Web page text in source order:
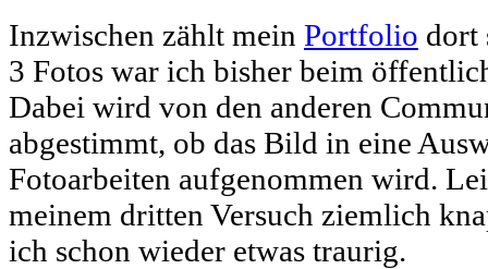
Inzwischen zählt mein Portfolio dort
3 Fotos war ich bisher beim
Dabei wird von den anderen
abgestimmt, ob das Bild in eine
Fotoarbeiten aufgenommen wird.
meinem dritten Versuch ziemlich
ich schon wieder etwas traurig.